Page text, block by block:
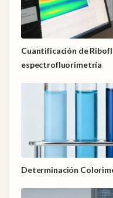
Cuantificación de
espectrofluorimetría
Determinación